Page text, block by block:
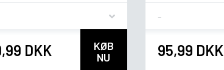
DKK
KØB
NU
95,99 DKK